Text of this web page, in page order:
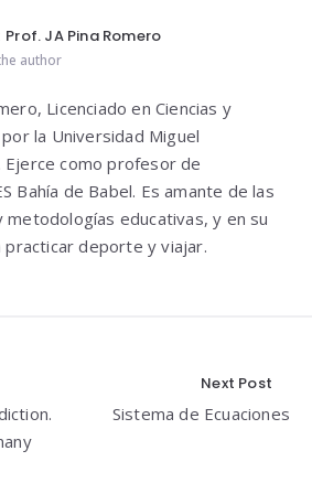
Prof. JA Pina Romero
author
Licenciado en Ciencias y
la Universidad Miguel
Ejerce como profesor de
Bahía de Babel. Es amante de las
metodologías educativas, y en su
deporte y viajar.
Next Post
Sistema de Ecuaciones